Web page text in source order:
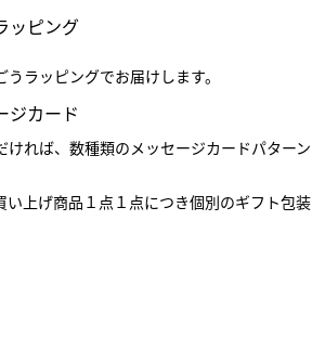
ッピング
ラッピングでお届けします。
ジカード
ければ、数種類のメッセージカードパターン
い上げ商品１点１点につき個別のギフト包装